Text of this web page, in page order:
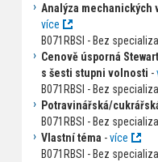
Analýza
více
B071RBSI - Bez
Cenově úsporná
s šesti stupni volnosti -
B071RBSI - Bez
Potravinářská/
B071RBSI - Bez
Vlastní téma -více
B071RBSI - Bez